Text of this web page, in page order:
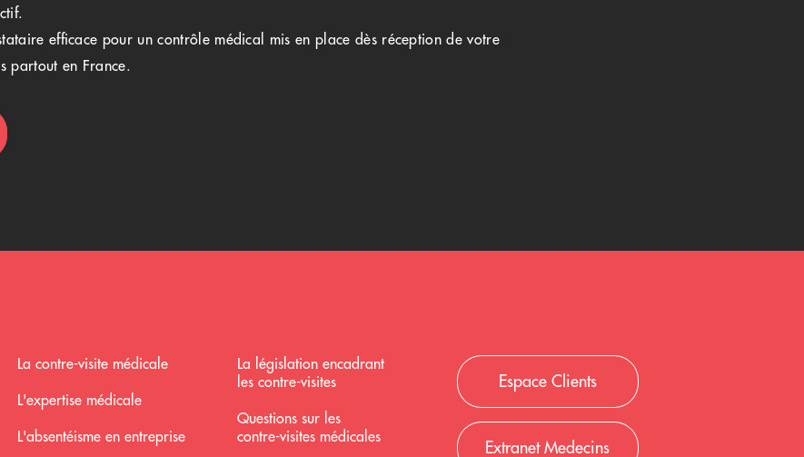
efficace pour un contrôle médical mis en place dès réception de votre
partout en France.
La contre-visite médicale
L'expertise médicale
L'absentéisme en entreprise
La législation encadrant
les contre-visites
Questions sur les
contre-visites médicales
Espace Clients
Extranet Medecins